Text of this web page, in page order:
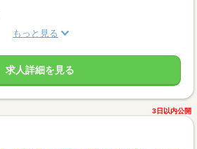
もっと見る
求人詳細を見る
3日以内公開